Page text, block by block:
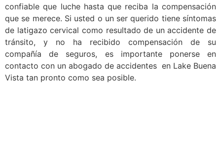
confiable que luche hasta que reciba la compensación
que se merece. Si usted o un ser querido tiene síntomas
de latigazo cervical como resultado de un accidente de
tránsito, y no ha recibido compensación de su
compañía de seguros, es importante ponerse en
contacto con un abogado de accidentes en Lake Buena
Vista tan pronto como sea posible.